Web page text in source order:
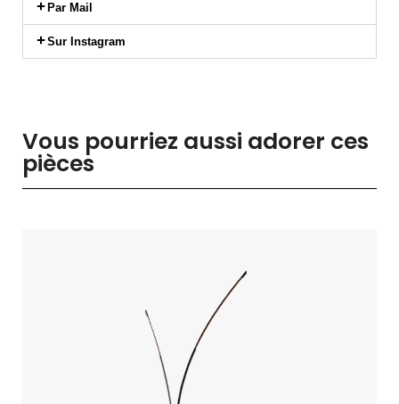
Par Mail
Sur Instagram
Vous pourriez aussi adorer ces
pièces